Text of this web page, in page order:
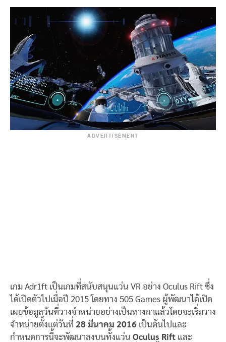
ADVERTISEMENT
เกม Adr1ft เป็นเกมที่สนับสนุนแว่น VR อย่าง Oculus Rift ซึ่ง
ได้เปิดตัวไปเมื่อปี 2015 โดยทาง 505 Games ผู้พัฒนาได้เปิด
เผยข้อมูลวันที่วางจำหน่ายอย่างเป็นทางกาแล้วโดยจะเริ่มวาง
จำหน่ายตั้งแต่วันที่ 28 มีนาคม 2016 เป็นต้นไปและ
กำหนดการนี้จะพัฒนาลงบนทั้งแว่น Oculus Rift และ